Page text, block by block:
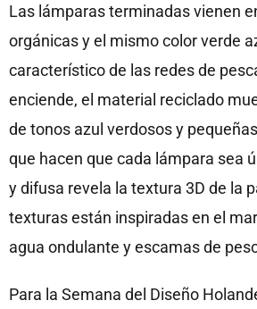
Las lámparas terminadas vienen
orgánicas y el mismo color verde
característico de las redes de
enciende, el material reciclado
de tonos azul verdosos y
que hacen que cada lámpara sea
y difusa revela la textura 3D de la
texturas están inspiradas en el
agua ondulante y escamas de
Para la Semana del Diseño